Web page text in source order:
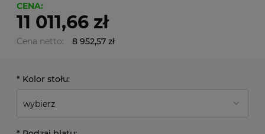
CENA:
11 011,66 zł
Cena netto: 8 952,57 zł
* Kolor stołu: